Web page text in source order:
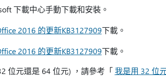
下載中心手動下載和安裝。
2016 的更新KB3127909下載。
2016 的更新KB3127909下載。
位元還是 64 位元) ，請參考「我是用 32 位